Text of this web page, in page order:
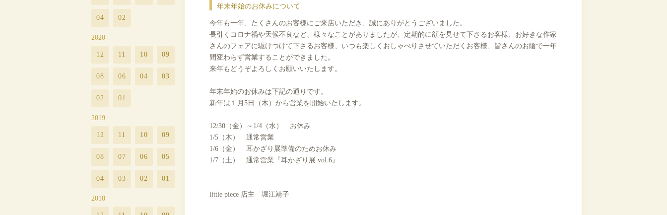
年末年始のお休みについて
今年も一年、たくさんのお客様にご来店いただき、誠にありがとうございました。
長引くコロナ禍や天候不良など、様々なことがありましたが、定期的に顔を見せて下さるお客様、お好きな作家
さんのフェアに駆けつけて下さるお客様、いつも楽しくおしゃべりさせていただくお客様、皆さんのお陰で一年
間変わらず営業することができました。
来年もどうぞよろしくお願いいたします。
年末年始のお休みは下記の通りです。
新年は１月5日（木）から営業を開始いたします。
12/30（金）～1/4（水） お休み
1/5（木） 通常営業
1/6（金） 耳かざり展準備のためお休み
1/7（土） 通常営業『耳かざり展 vol.6』
little piece 店主 堀江靖子
04 02
2020
12 11 10 09
08 06 04 03
02 01
2019
12 11 10 09
08 07 06 05
04 03 02 01
2018